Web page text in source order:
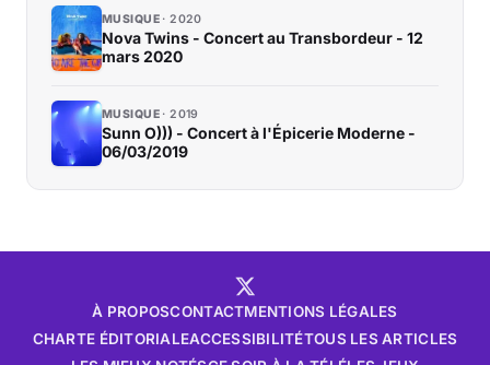
MUSIQUE 2020
Nova Twins - Concert au Transbordeur - 12
mars 2020
MUSIQUE 2019
Sunn O))) - Concert à l'Épicerie Moderne -
06/03/2019
À PROPOSCONTACTMENTIONS LÉGALES
CHARTE ÉDITORIALEACCESSIBILITÉTOUS LES ARTICLES